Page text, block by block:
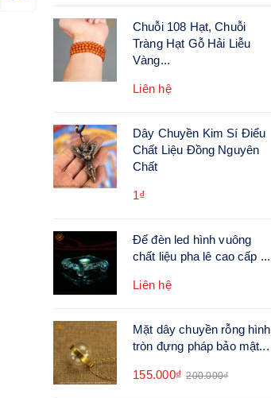
Chuỗi 108 Hạt, Chuỗi
Tràng Hạt Gỗ Hải Liễu
Vàng...
Liên hệ
Dây Chuyền Kim Sí Điểu
Chất Liệu Đồng Nguyên
Chất
1₫
Đế đèn led hình vuông
chất liệu pha lê cao cấp ...
Liên hệ
Mặt dây chuyền rỗng hình
tròn đựng pháp bảo mật...
155.000₫ 200.000₫